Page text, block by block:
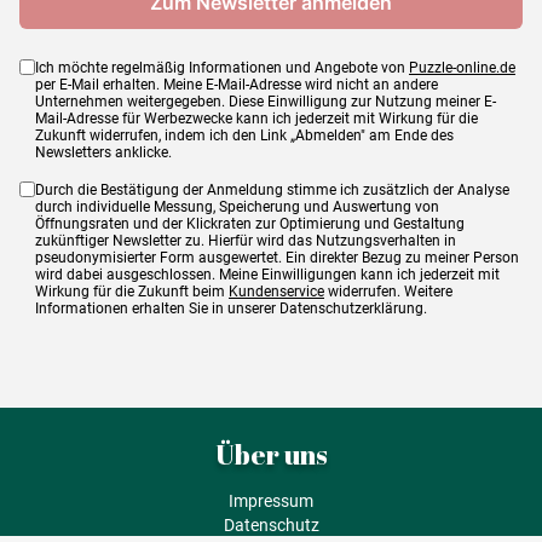
Ich möchte regelmäßig Informationen und Angebote von Puzzle-online.de
per E-Mail erhalten. Meine E-Mail-Adresse wird nicht an andere
Unternehmen weitergegeben. Diese Einwilligung zur Nutzung meiner E-
Mail-Adresse für Werbezwecke kann ich jederzeit mit Wirkung für die
Zukunft widerrufen, indem ich den Link „Abmelden" am Ende des
Newsletters anklicke.
Durch die Bestätigung der Anmeldung stimme ich zusätzlich der Analyse
durch individuelle Messung, Speicherung und Auswertung von
Öffnungsraten und der Klickraten zur Optimierung und Gestaltung
zukünftiger Newsletter zu. Hierfür wird das Nutzungsverhalten in
pseudonymisierter Form ausgewertet. Ein direkter Bezug zu meiner Person
wird dabei ausgeschlossen. Meine Einwilligungen kann ich jederzeit mit
Wirkung für die Zukunft beim Kundenservice widerrufen. Weitere
Informationen erhalten Sie in unserer Datenschutzerklärung.
Über uns
Impressum
Datenschutz